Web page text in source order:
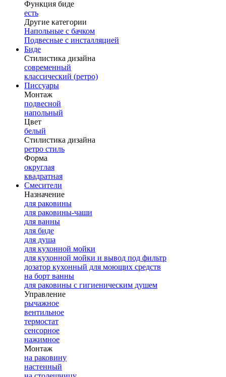
Функция биде
есть
Другие категории
Напольные с бачком
Подвесные с инсталляцией
Биде
Стилистика дизайна
современный
классический (ретро)
Писсуары
Монтаж
подвесной
напольный
Цвет
белый
Стилистика дизайна
ретро стиль
Форма
округлая
квадратная
Смесители
Назначение
для раковины
для раковины-чаши
для ванны
для биде
для душа
для кухонной мойки
для кухонной мойки и вывод под фильтр
дозатор кухонный для моющих средств
на борт ванны
для раковины с гигиеническим душем
Управление
рычажное
вентильное
термостат
сенсорное
нажимное
Монтаж
на раковину
настенный